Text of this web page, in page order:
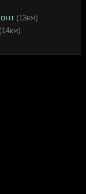
(13км)
(14км)